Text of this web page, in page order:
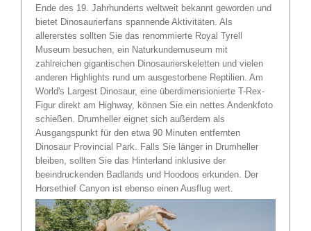
Ende des 19. Jahrhunderts weltweit bekannt geworden und
bietet Dinosaurierfans spannende Aktivitäten. Als
allererstes sollten Sie das renommierte Royal Tyrell
Museum besuchen, ein Naturkundemuseum mit
zahlreichen gigantischen Dinosaurierskeletten und vielen
anderen Highlights rund um ausgestorbene Reptilien. Am
World's Largest Dinosaur, eine überdimensionierte T-Rex-
Figur direkt am Highway, können Sie ein nettes Andenkfoto
schießen. Drumheller eignet sich außerdem als
Ausgangspunkt für den etwa 90 Minuten entfernten
Dinosaur Provincial Park. Falls Sie länger in Drumheller
bleiben, sollten Sie das Hinterland inklusive der
beeindruckenden Badlands und Hoodoos erkunden. Der
Horsethief Canyon ist ebenso einen Ausflug wert.